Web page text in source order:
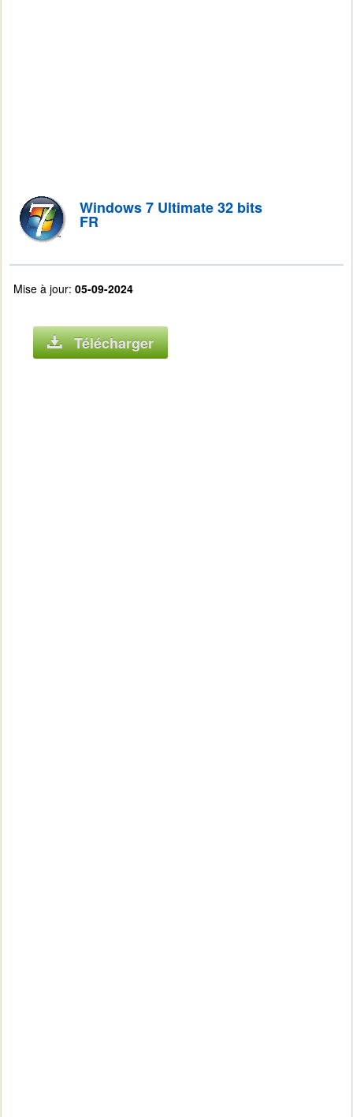
Windows 7 Ultimate 32 bits
FR
Mise à jour: 05-09-2024
Télécharger